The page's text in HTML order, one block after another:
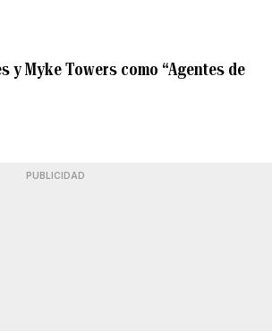
y Myke Towers como “Agentes de
PUBLICIDAD